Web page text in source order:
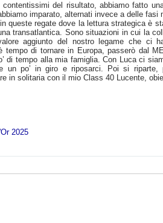
del risultato, abbiamo fatto
imparato, alternati invece a delle
queste regate dove la lettura strategica è
transatlantica. Sono situazioni in cui la
aggiunto del nostro legame che ci
tempo di tornare in Europa, passerò dal
di tempo alla mia famiglia. Con Luca ci
un po’ in giro e riposarci. Poi si riparte,
in solitaria con il mio Class 40 Lucente,
2025